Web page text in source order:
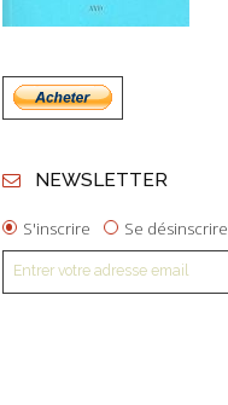
NEWSLETTER
S'inscrire Se désinscrire